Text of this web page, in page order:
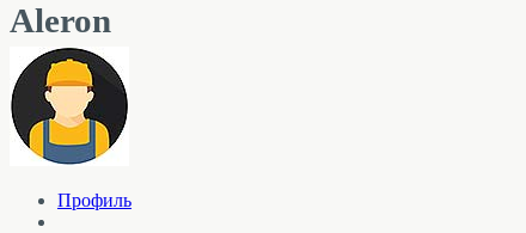
Aleron
Профиль